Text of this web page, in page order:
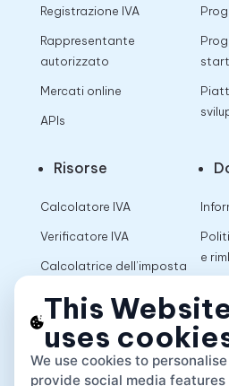
Registrazione IVA
Rappresentante
autorizzato
Mercati online
APIs
Risorse
Calcolatore IVA
Verificatore IVA
Calcolatrice dell’imposta
e
This
uses
We use cookies to
provide social media